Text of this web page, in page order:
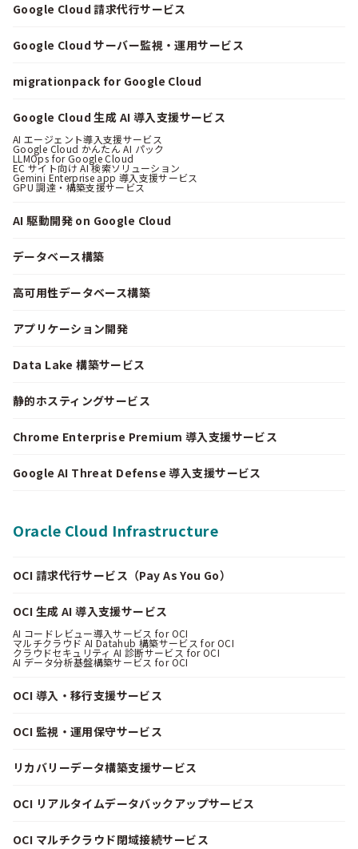
Google Cloud 請求代行サービス
Google Cloud サーバー監視・運用サービス
migrationpack for Google Cloud
Google Cloud 生成 AI 導入支援サービス
AI エージェント導入支援サービス
Google Cloud かんたん AI パック
LLMOps for Google Cloud
EC サイト向け AI 検索ソリューション
Gemini Enterprise app 導入支援サービス
GPU 調達・構築支援サービス
AI 駆動開発 on Google Cloud
データベース構築
高可用性データベース構築
アプリケーション開発
Data Lake 構築サービス
静的ホスティングサービス
Chrome Enterprise Premium 導入支援サービス
Google AI Threat Defense 導入支援サービス
Oracle Cloud Infrastructure
OCI 請求代行サービス（Pay As You Go）
OCI 生成 AI 導入支援サービス
AI コードレビュー導入サービス for OCI
マルチクラウド AI Datahub 構築サービス for OCI
クラウドセキュリティ AI 診断サービス for OCI
AI データ分析基盤構築サービス for OCI
OCI 導入・移行支援サービス
OCI 監視・運用保守サービス
リカバリーデータ構築支援サービス
OCI リアルタイムデータバックアップサービス
OCI マルチクラウド閉域接続サービス